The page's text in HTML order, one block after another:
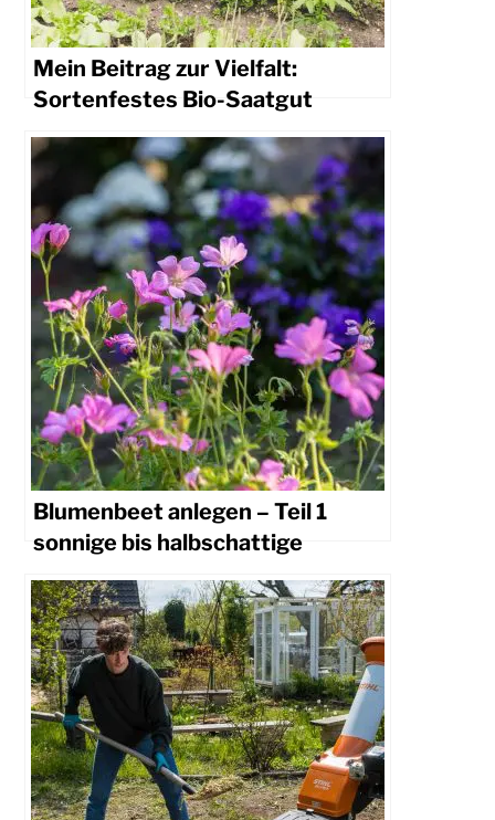
Mein Beitrag zur Vielfalt:
Sortenfestes Bio-Saatgut
Blumenbeet anlegen – Teil 1
sonnige bis halbschattige
Standorte